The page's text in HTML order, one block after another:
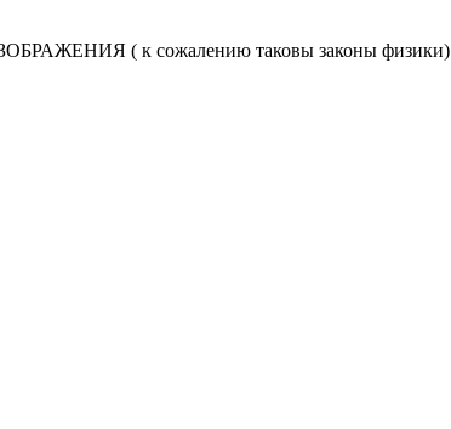
( к сожалению таковы законы физики)